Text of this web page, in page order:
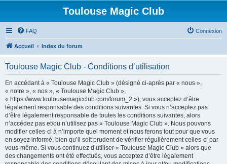
Toulouse Magic Club
FAQ Connexion
Accueil Index du forum
Toulouse Magic Club - Conditions d’utilisation
En accédant à « Toulouse Magic Club » (désigné ci-après par « nous »,
« notre », « nos », « Toulouse Magic Club »,
« https://www.toulousemagicclub.com/forum_2 »), vous acceptez d’être
légalement responsable des conditions suivantes. Si vous n’acceptez pas
d’être légalement responsable de toutes les conditions suivantes, alors
n’accédez pas et/ou n’utilisez pas « Toulouse Magic Club ». Nous pouvons
modifier celles-ci à n’importe quel moment et nous ferons tout pour que vous
en soyez informé, bien qu’il soit prudent de vérifier régulièrement celles-ci par
vous-même. Si vous continuez d’utiliser « Toulouse Magic Club » alors que
des changements ont été effectués, vous acceptez d’être légalement